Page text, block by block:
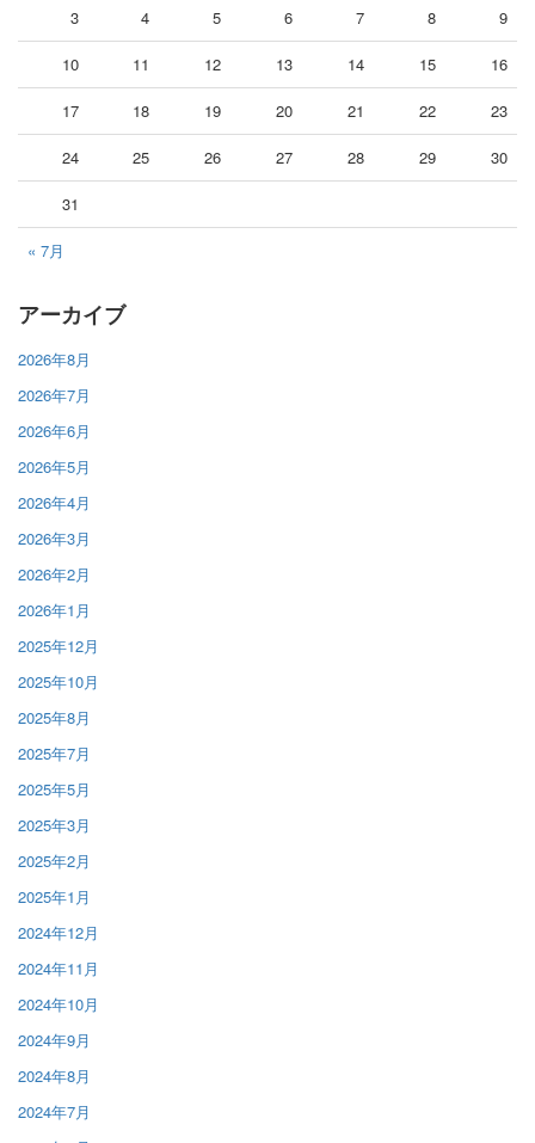
« 7月
3 4 5 6 7 8 9
10 11 12 13 14 15 16
17 18 19 20 21 22 23
24 25 26 27 28 29 30
31
アーカイブ
2026年8月
2026年7月
2026年6月
2026年5月
2026年4月
2026年3月
2026年2月
2026年1月
2025年12月
2025年10月
2025年8月
2025年7月
2025年5月
2025年3月
2025年2月
2025年1月
2024年12月
2024年11月
2024年10月
2024年9月
2024年8月
2024年7月